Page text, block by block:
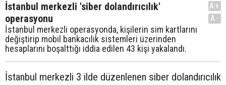
İstanbul merkezli 'siber dolandırıcılık'
operasyonu
İstanbul merkezli operasyonda, kişilerin sim kartlarını
değiştirip mobil bankacılık sistemleri üzerinden
hesaplarını boşalttığı iddia edilen 43 kişi yakalandı.
A+
A-
İstanbul merkezli 3 ilde düzenlenen siber dolandırıcılık